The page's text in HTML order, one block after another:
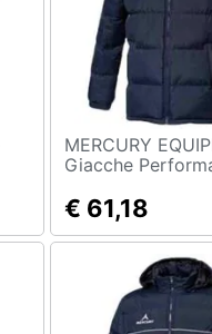
MERCURY
Giacche
€ 61,18